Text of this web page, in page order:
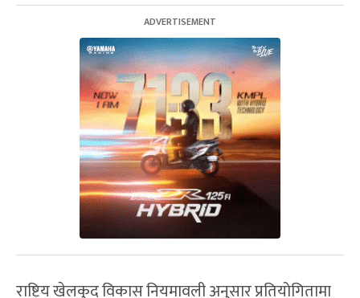
राष्ट्रिय खेलकुद विकास नियमावली अनुसार प्रतियोगितामा